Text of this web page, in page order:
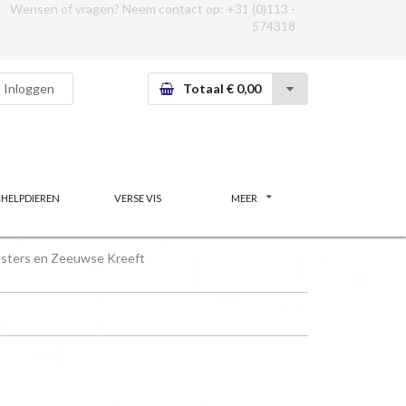
Wensen of vragen? Neem contact op: +31 (0)113 -
574318
Inloggen Totaal € 0,00
VERSE VIS MEER
en Zeeuwse Kreeft